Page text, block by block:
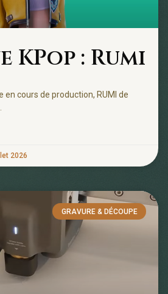
KPop : Rumi
en cours de production, RUMI de
2026
GRAVURE & DÉCOUPE